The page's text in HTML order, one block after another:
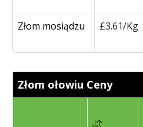
Złom mosiądzu £3.61/Kg
Złom ołowiu Ceny